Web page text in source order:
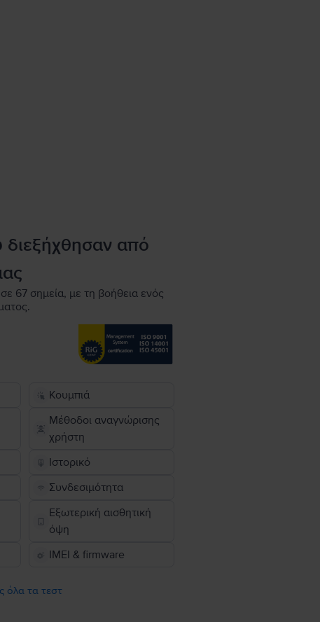
διεξήχθησαν από
67 σημεία, με τη βοήθεια ενός
Κουμπιά
Μέθοδοι αναγνώρισης
χρήστη
Ιστορικό
Συνδεσιμότητα
Εξωτερική αισθητική
όψη
IMEI & firmware
όλα τα τεστ